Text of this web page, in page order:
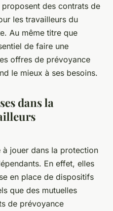
des contrats de
les travailleurs du
Au même titre que
de faire une
offres de prévoyance
le mieux à ses besoins.
dans la
à jouer dans la protection
En effet, elles
en place de dispositifs
que des mutuelles
de prévoyance